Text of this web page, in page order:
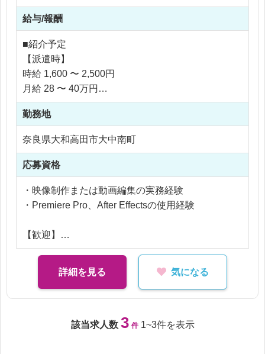
・絵コンテ作成、構成設計
・撮影ディレクション
・Premiere Pro／After Effectsを使用した編集
・モーショングラフィックス制作
・YouTube・SNS動画の最適化
・広告動画の改善・効果分析
単なる編集作業ではなく、マーケティング視点で
「成果を出す映像」を制作できる環境です。
給与/報酬
■紹介予定
【派遣時】
時給 1,600 〜 2,500円
月給 28 〜 40万円
【社員化時】
※ご経験により優遇
※交通費支給
※残業なし
勤務地
奈良県大和高田市大中南町
応募資格
・映像制作または動画編集の実務経験
・Premiere Pro、After Effectsの使用経験
【歓迎】
・広告動画制作の経験
・企画やディレクション経験
詳細を見る 気になる
該当求人数 3 件 1~3件を表示